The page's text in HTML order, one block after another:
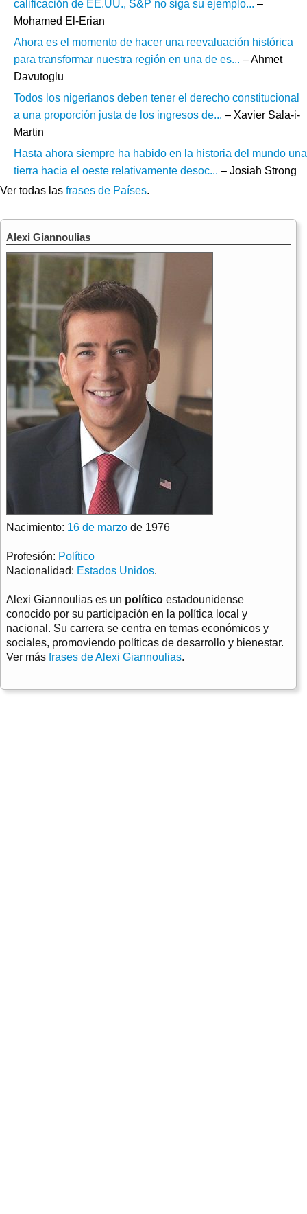
calificación de EE.UU., S&P no siga su ejemplo... –
Mohamed El-Erian
Ahora es el momento de hacer una reevaluación histórica
para transformar nuestra región en una de es... – Ahmet
Davutoglu
Todos los nigerianos deben tener el derecho constitucional
a una proporción justa de los ingresos de... – Xavier Sala-i-
Martin
Hasta ahora siempre ha habido en la historia del mundo una
tierra hacia el oeste relativamente desoc... – Josiah Strong
Ver todas las frases de Países.
Alexi Giannoulias
Nacimiento: 16 de marzo de 1976
Profesión: Político
Nacionalidad: Estados Unidos.
Alexi Giannoulias es un político estadounidense
conocido por su participación en la política local y
nacional. Su carrera se centra en temas económicos y
sociales, promoviendo políticas de desarrollo y bienestar.
Ver más frases de Alexi Giannoulias.